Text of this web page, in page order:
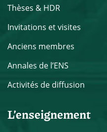
Thèses & HDR
Invitations et visites
Anciens membres
Annales de l’ENS
Activités de diffusion
L’enseignement